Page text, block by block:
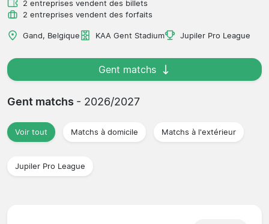
2 entreprises vendent des billets
2 entreprises vendent des forfaits
Gand, Belgique KAA Gent Stadium Jupiler Pro League
Gent matchs
Gent matchs - 2026/2027
Voir tout Matchs à domicile Matchs à l'extérieur
Jupiler Pro League